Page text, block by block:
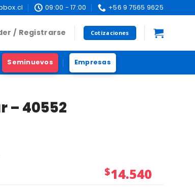
09:00 - 17:00 +56 9 7565 9625
/ Registrarse Cotizaciones
Seminuevos Empresas
– 40552
$14.540